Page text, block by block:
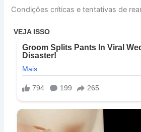
Condições críticas e tentativas de